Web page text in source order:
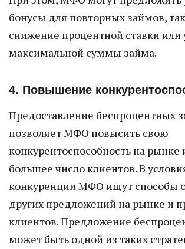
бонусы для повторных займов,
снижение процентной ставки или
максимальной суммы займа.
4. Повышение
Предоставление беспроцентных
позволяет МФО повысить свою
конкурентоспособность на рынке
большее число клиентов. В
конкуренции МФО ищут способы
других предложений на рынке и
клиентов. Предложение
может быть одной из таких